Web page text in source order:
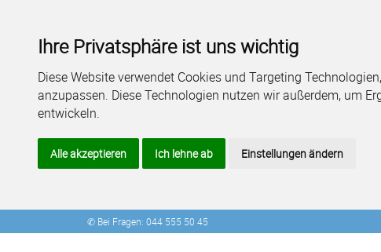
Ihre Privatsphäre ist uns wichtig
Diese Website verwendet Cookies und Targeting
anzupassen. Diese Technologien nutzen wir außerdem, um
entwickeln.
Alle akzeptieren Ich lehne ab Einstellungen ändern
✆ Bei Fragen: 044 555 50 45